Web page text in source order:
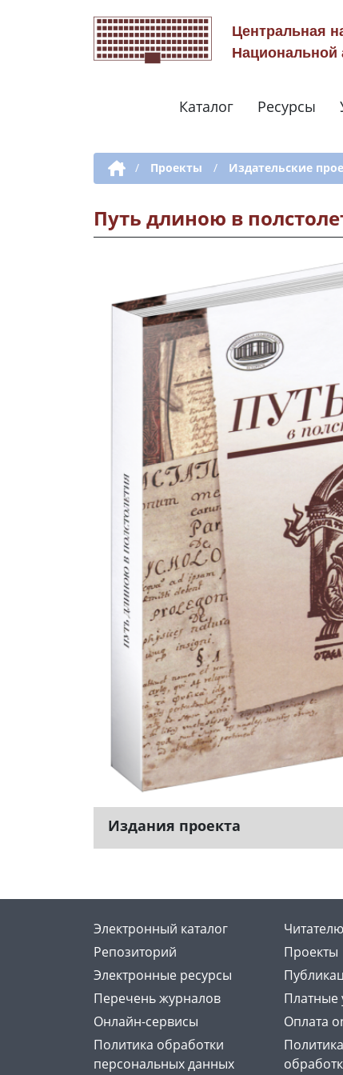
Центральная
Национальной
Каталог Ресурсы
Дополнительная навигация
/ Проекты / Издательские
Путь длиною в
Издания проекта
Электронный каталог
Читателю
Репозиторий
Проекты
Электронные ресурсы
Перечень журналов
Платные
Онлайн-сервисы
Оплата
Политика обработки
персональных данных